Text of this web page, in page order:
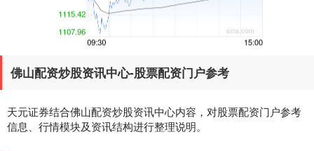
创业板指 3563.12 +47.56
佛山配资炒股资讯中心-股票配资门户参考
天元证券结合佛山配资炒股资讯中心内容，对股票配资门户参考
信息、行情模块及资讯结构进行整理说明。